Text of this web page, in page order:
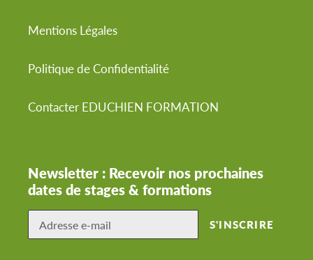
Mentions Légales
Politique de Confidentialité
Contacter EDUCHIEN FORMATION
Newsletter : Recevoir nos prochaines
dates de stages & formations
S'INSCRIRE